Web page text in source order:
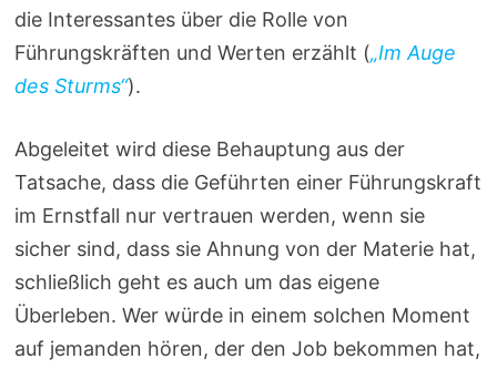
die Interessantes über die Rolle von
Führungskräften und Werten erzählt („Im Auge
des Sturms“).
Abgeleitet wird diese Behauptung aus der
Tatsache, dass die Geführten einer Führungskraft
im Ernstfall nur vertrauen werden, wenn sie
sicher sind, dass sie Ahnung von der Materie hat,
schließlich geht es auch um das eigene
Überleben. Wer würde in einem solchen Moment
auf jemanden hören, der den Job bekommen hat,